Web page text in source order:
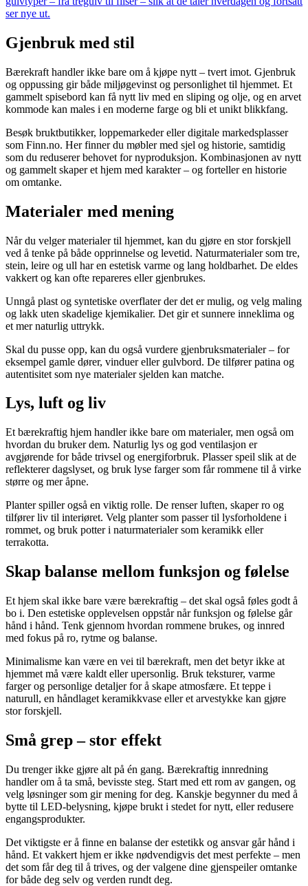
ser nye ut.
Gjenbruk med stil
Bærekraft handler ikke bare om å kjøpe nytt – tvert imot. Gjenbruk
og oppussing gir både miljøgevinst og personlighet til hjemmet. Et
gammelt spisebord kan få nytt liv med en sliping og olje, og en arvet
kommode kan males i en moderne farge og bli et unikt blikkfang.
Besøk bruktbutikker, loppemarkeder eller digitale markedsplasser
som Finn.no. Her finner du møbler med sjel og historie, samtidig
som du reduserer behovet for nyproduksjon. Kombinasjonen av nytt
og gammelt skaper et hjem med karakter – og forteller en historie
om omtanke.
Materialer med mening
Når du velger materialer til hjemmet, kan du gjøre en stor forskjell
ved å tenke på både opprinnelse og levetid. Naturmaterialer som tre,
stein, leire og ull har en estetisk varme og lang holdbarhet. De eldes
vakkert og kan ofte repareres eller gjenbrukes.
Unngå plast og syntetiske overflater der det er mulig, og velg maling
og lakk uten skadelige kjemikalier. Det gir et sunnere inneklima og
et mer naturlig uttrykk.
Skal du pusse opp, kan du også vurdere gjenbruksmaterialer – for
eksempel gamle dører, vinduer eller gulvbord. De tilfører patina og
autentisitet som nye materialer sjelden kan matche.
Lys, luft og liv
Et bærekraftig hjem handler ikke bare om materialer, men også om
hvordan du bruker dem. Naturlig lys og god ventilasjon er
avgjørende for både trivsel og energiforbruk. Plasser speil slik at de
reflekterer dagslyset, og bruk lyse farger som får rommene til å virke
større og mer åpne.
Planter spiller også en viktig rolle. De renser luften, skaper ro og
tilfører liv til interiøret. Velg planter som passer til lysforholdene i
rommet, og bruk potter i naturmaterialer som keramikk eller
terrakotta.
Skap balanse mellom funksjon og følelse
Et hjem skal ikke bare være bærekraftig – det skal også føles godt å
bo i. Den estetiske opplevelsen oppstår når funksjon og følelse går
hånd i hånd. Tenk gjennom hvordan rommene brukes, og innred
med fokus på ro, rytme og balanse.
Minimalisme kan være en vei til bærekraft, men det betyr ikke at
hjemmet må være kaldt eller upersonlig. Bruk teksturer, varme
farger og personlige detaljer for å skape atmosfære. Et teppe i
naturull, en håndlaget keramikkvase eller et arvestykke kan gjøre
stor forskjell.
Små grep – stor effekt
Du trenger ikke gjøre alt på én gang. Bærekraftig innredning
handler om å ta små, bevisste steg. Start med ett rom av gangen, og
velg løsninger som gir mening for deg. Kanskje begynner du med å
bytte til LED-belysning, kjøpe brukt i stedet for nytt, eller redusere
engangsprodukter.
Det viktigste er å finne en balanse der estetikk og ansvar går hånd i
hånd. Et vakkert hjem er ikke nødvendigvis det mest perfekte – men
det som får deg til å trives, og der valgene dine gjenspeiler omtanke
for både deg selv og verden rundt deg.